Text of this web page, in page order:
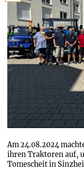
Am 24.08.2024
ihren Traktoren auf,
Tomescheit in